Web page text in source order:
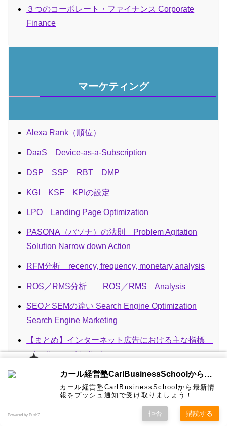
３つのコーポレート・ファイナンス Corporate
Finance
マーケティング
Alexa Rank（順位）
DaaS Device-as-a-Subscription
DSP SSP RBT DMP
KGI KSF KPIの設定
LPO Landing Page Optimization
PASONA（パソナ）の法則 Problem Agitation
Solution Narrow down Action
RFM分析 recency, frequency, monetary analysis
ROS／RMS分析 ROS／RMS Analysis
SEOとSEMの違い Search Engine Optimization
Search Engine Marketing
【まとめ】インターネット広告における主な指標
advertisement indicator
アトリビューション分析 attribution analysis
アドネットワーク advertising network
アドベリフィケーション Ad-verification
ばれまし
コンサル
ティング
経営学用
語集
認定コン
サルタン
無料メル
マガ！
★カール
経営塾動
お問い合
わせ
★熱海風
水＆グリ
プライバ
カール経営塾CarlBusinessSchoolから通知を受け取る
カール経営塾CarlBusinessSchoolから最新情
報をプッシュ通知で受け取りましょう！
Powered by Push7 拒否 購読する